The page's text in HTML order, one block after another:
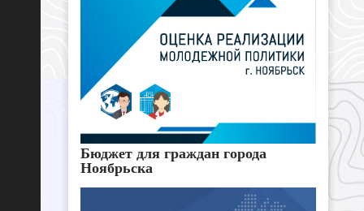
Бюджет для граждан города
Ноябрьска